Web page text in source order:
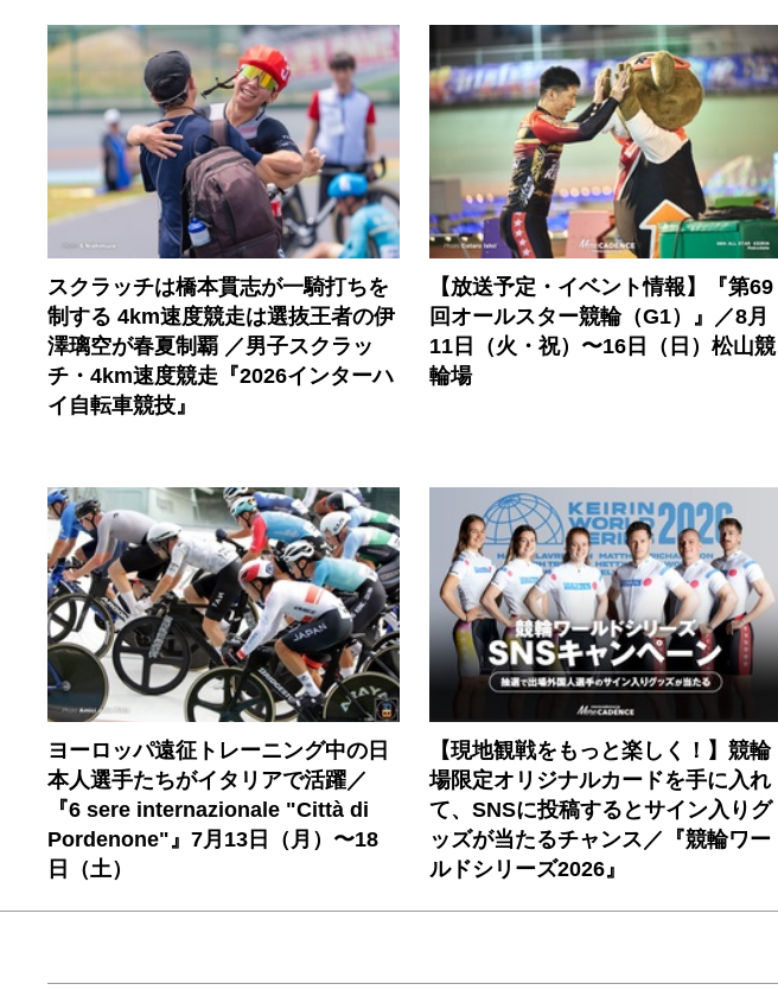
スクラッチは橋本貫志が一騎打ちを
制する 4km速度競走は選抜王者の伊
澤璃空が春夏制覇 ／男子スクラッ
チ・4km速度競走『2026インターハ
イ自転車競技』
【放送予定・イベント情報】『第69
回オールスター競輪（G1）』／8月
11日（火・祝）〜16日（日）松山競
輪場
ヨーロッパ遠征トレーニング中の日
本人選手たちがイタリアで活躍／
『6 sere internazionale "Città di
Pordenone"』7月13日（月）〜18
日（土）
【現地観戦をもっと楽しく！】競輪
場限定オリジナルカードを手に入れ
て、SNSに投稿するとサイン入りグ
ッズが当たるチャンス／『競輪ワー
ルドシリーズ2026』